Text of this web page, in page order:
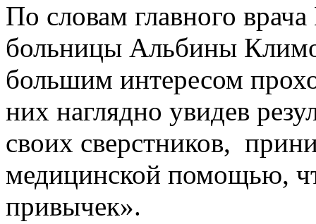
По словам главного
больницы Альбины
большим интересом
них наглядно увидев
своих сверстников,
медицинской помощью,
привычек».